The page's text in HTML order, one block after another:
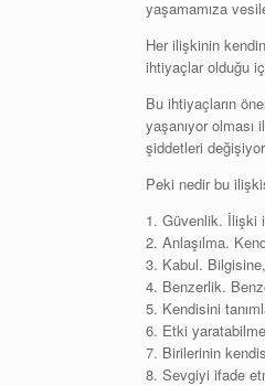
yaşamamıza
Her ilişkinin
ihtiyaçlar olduğu
Bu ihtiyaçların
yaşanıyor
şiddetleri değişiyor
Peki nedir bu
1. Güvenlik. İlişki
2. Anlaşılma.
3. Kabul.
4. Benzerlik.
5. Kendisini
6. Etki
7. Birilerinin
8. Sevgiyi ifade